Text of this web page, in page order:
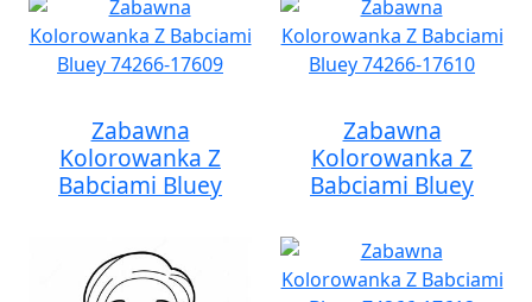
Zabawna
Kolorowanka Z
Babciami Bluey
Zabawna
Kolorowanka Z
Babciami Bluey